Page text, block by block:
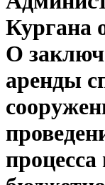
Кургана
О
аренды